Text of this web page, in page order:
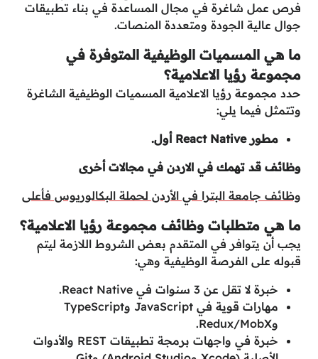
فرص عمل شاغرة في مجال المساعدة في بناء تطبيقات
جوال عالية الجودة ومتعددة المنصات.
ما هي المسميات الوظيفية المتوفرة في
مجموعة رؤيا الاعلامية؟
حدد مجموعة رؤيا الاعلامية المسميات الوظيفية الشاغرة
وتتمثل فيما يلي:
مطور React Native أول.
وظائف قد تهمك في الاردن في مجالات أخرى
وظائف جامعة البترا في الأردن لحملة البكالوريوس فأعلى
ما هي متطلبات وظائف مجموعة رؤيا الاعلامية؟
يجب أن يتوافر في المتقدم بعض الشروط اللازمة ليتم
قبوله على الفرصة الوظيفية وهي:
خبرة لا تقل عن 3 سنوات في React Native.
مهارات قوية في JavaScript وTypeScript
وRedux/MobX.
خبرة في واجهات برمجة تطبيقات REST والأدوات